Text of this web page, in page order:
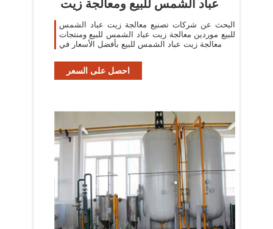
عباد الشمس للبيع ومعالجة زيت
البحث عن شركات تصنيع معالجة زيت عباد الشمس
للبيع موردين معالجة زيت عباد الشمس للبيع ومنتجات
معالجة زيت عباد الشمس للبيع بأفضل الأسعار في
احصل على السعر